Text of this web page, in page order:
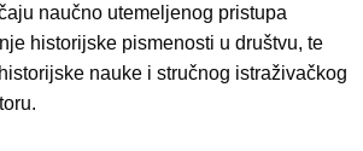
naučno utemeljenog pristupa
historijske pismenosti u društvu, te
nauke i stručnog istraživačkog